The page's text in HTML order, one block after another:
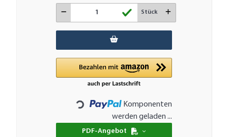
Stück
Loading...
Komponenten
werden geladen ...
PDF-Angebot